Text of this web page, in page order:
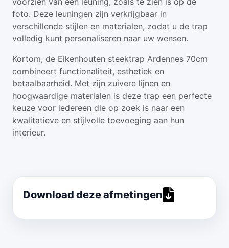
foto. Deze leuningen zijn verkrijgbaar in
verschillende stijlen en materialen, zodat u de trap
volledig kunt personaliseren naar uw wensen.
Kortom, de Eikenhouten steektrap Ardennes 70cm
combineert functionaliteit, esthetiek en
betaalbaarheid. Met zijn zuivere lijnen en
hoogwaardige materialen is deze trap een perfecte
keuze voor iedereen die op zoek is naar een
kwalitatieve en stijlvolle toevoeging aan hun
interieur.
Download deze afmetingen